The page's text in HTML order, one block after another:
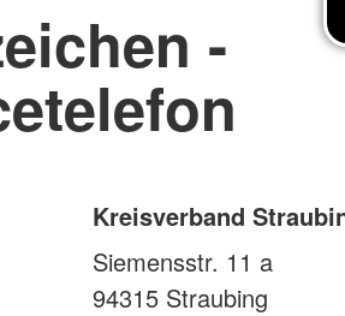
-
Kreisverband
Siemensstr. 11 a
94315 Straubing